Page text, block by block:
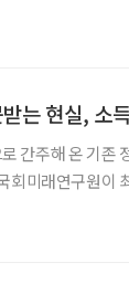
는 현실, 소
간주해 온 기존
회미래연구원이